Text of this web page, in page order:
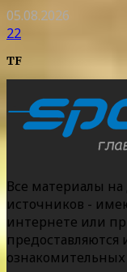
05.08.2026
22
TF
Все материалы
источников -
интернете или
предоставляются
ознакомительных